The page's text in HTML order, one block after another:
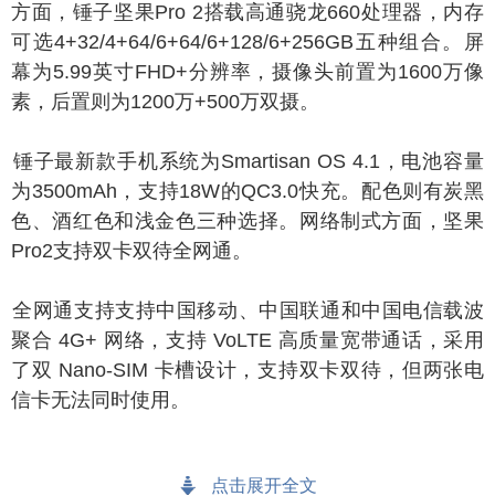
方面，锤子坚果Pro 2搭载高通骁龙660处理器，内存
可选4+32/4+64/6+64/6+128/6+256GB五种组合。屏
幕为5.99英寸FHD+分辨率，摄像头前置为1600万像
素，后置则为1200万+500万双摄。
子最新款手机系统为Smartisan OS 4.1，电池容量
为3500mAh，支持18W的QC3.0快充。配色则有炭黑
色、酒红色和浅金色三种选择。网络制式方面，坚果
Pro2支持双卡双待全网通。
通支持支持中国移动、中国联通和中国电信载波
聚合 4G+ 网络，支持 VoLTE 高质量宽带通话，采用
了双 Nano-SIM 卡槽设计，支持双卡双待，但两张电
信卡无法同时使用。
点击展开全文